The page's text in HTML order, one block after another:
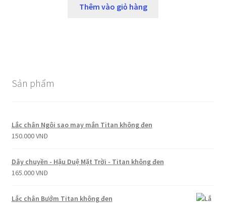
Thêm vào giỏ hàng
Sản phẩm
Lắc chân Ngôi sao may mắn Titan không đen
150.000VNĐ
Dây chuyền - Hậu Duệ Mặt Trời - Titan không đen
165.000VNĐ
Lắc chân Bướm Titan không đen